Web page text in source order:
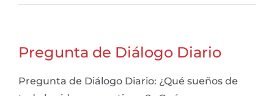
Pregunta de Diálogo Diario
Pregunta de Diálogo Diario: ¿Qué sueños de